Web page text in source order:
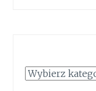
Kategorie